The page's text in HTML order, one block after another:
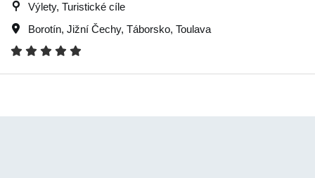
Výlety, Turistické cíle
Borotín, Jižní Čechy, Táborsko, Toulava